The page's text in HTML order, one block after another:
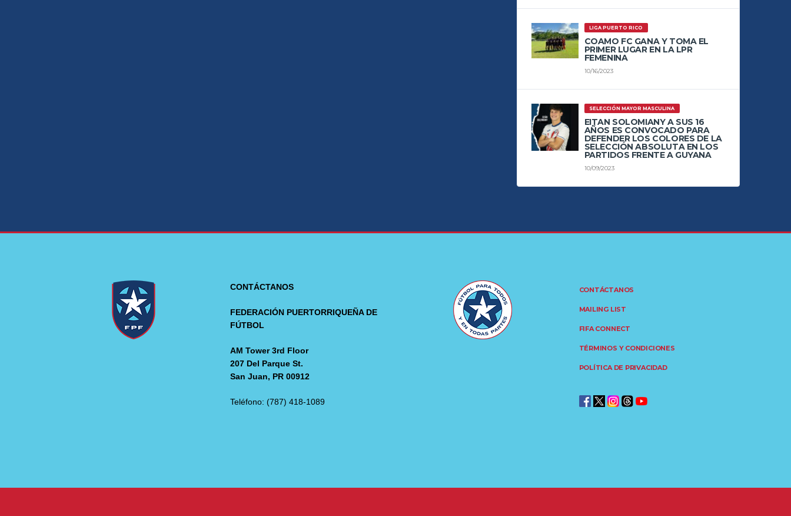
LIGA PUERTO RICO
COAMO FC GANA Y TOMA EL
PRIMER LUGAR EN LA LPR
FEMENINA
10/16/2023
SELECCIÓN MAYOR MASCULINA
EITAN SOLOMIANY A SUS 16
AÑOS ES CONVOCADO PARA
DEFENDER LOS COLORES DE LA
SELECCIÓN ABSOLUTA EN LOS
PARTIDOS FRENTE A GUYANA
10/09/2023
CONTÁCTANOS
FEDERACIÓN PUERTORRIQUEÑA DE
FÚTBOL
AM Tower 3rd Floor
207 Del Parque St.
San Juan, PR 00912
Teléfono: (787) 418-1089
CONTÁCTANOS
MAILING LIST
FIFA CONNECT
TÉRMINOS Y CONDICIONES
POLÍTICA DE PRIVACIDAD